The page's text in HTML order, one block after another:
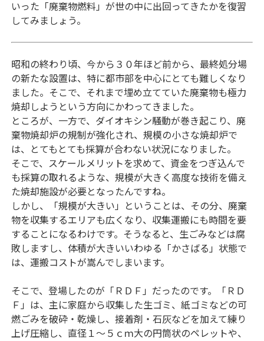
いった「廃棄物燃料」が世の中に出回ってきたかを復習
してみましょう。
昭和の終わり頃、今から３０年ほど前から、最終処分場
の新たな設置は、特に都市部を中心にとても難しくなり
ました。そこで、それまで埋め立てていた廃棄物も極力
焼却しようという方向にかわってきました。
ところが、一方で、ダイオキシン騒動が巻き起こり、廃
棄物焼却炉の規制が強化され、規模の小さな焼却炉で
は、とてもとても採算が合わない状況になりました。
そこで、スケールメリットを求めて、資金をつぎ込んで
も採算の取れるような、規模が大きく高度な技術を備え
た焼却施設が必要となったんですね。
しかし、「規模が大きい」ということは、その分、廃棄
物を収集するエリアも広くなり、収集運搬にも時間を要
することになるわけです。そうなると、生ごみなどは腐
敗しますし、体積が大きいいわゆる「かさばる」状態で
は、運搬コストが嵩んでしまいます。
そこで、登場したのが「ＲＤＦ」だったのです。「ＲＤ
Ｆ」は、主に家庭から収集した生ゴミ、紙ゴミなどの可
燃ごみを破砕・乾燥し、接着剤・石灰などを加えて練り
上げ圧縮し、直径１～５ｃｍ大の円筒状のペレットや、